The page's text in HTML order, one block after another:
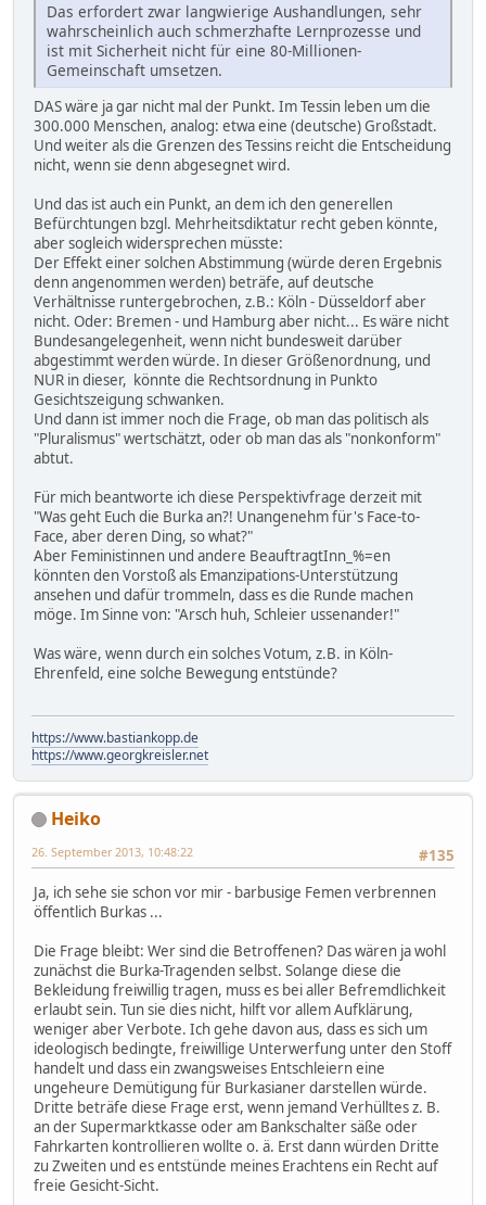
Das erfordert zwar langwierige Aushandlungen, sehr
wahrscheinlich auch schmerzhafte Lernprozesse und
ist mit Sicherheit nicht für eine 80-Millionen-
Gemeinschaft umsetzen.
DAS wäre ja gar nicht mal der Punkt. Im Tessin leben um die
300.000 Menschen, analog: etwa eine (deutsche) Großstadt.
Und weiter als die Grenzen des Tessins reicht die Entscheidung
nicht, wenn sie denn abgesegnet wird.
Und das ist auch ein Punkt, an dem ich den generellen
Befürchtungen bzgl. Mehrheitsdiktatur recht geben könnte,
aber sogleich widersprechen müsste:
Der Effekt einer solchen Abstimmung (würde deren Ergebnis
denn angenommen werden) beträfe, auf deutsche
Verhältnisse runtergebrochen, z.B.: Köln - Düsseldorf aber
nicht. Oder: Bremen - und Hamburg aber nicht... Es wäre nicht
Bundesangelegenheit, wenn nicht bundesweit darüber
abgestimmt werden würde. In dieser Größenordnung, und
NUR in dieser, könnte die Rechtsordnung in Punkto
Gesichtszeigung schwanken.
Und dann ist immer noch die Frage, ob man das politisch als
"Pluralismus" wertschätzt, oder ob man das als "nonkonform"
abtut.
Für mich beantworte ich diese Perspektivfrage derzeit mit
"Was geht Euch die Burka an?! Unangenehm für's Face-to-
Face, aber deren Ding, so what?"
Aber Feministinnen und andere BeauftragtInn_%=en
könnten den Vorstoß als Emanzipations-Unterstützung
ansehen und dafür trommeln, dass es die Runde machen
möge. Im Sinne von: "Arsch huh, Schleier ussenander!"
Was wäre, wenn durch ein solches Votum, z.B. in Köln-
Ehrenfeld, eine solche Bewegung entstünde?
https://www.bastiankopp.de
https://www.georgkreisler.net
Heiko
#135
26. September 2013, 10:48:22
Ja, ich sehe sie schon vor mir - barbusige Femen verbrennen
öffentlich Burkas ...
Die Frage bleibt: Wer sind die Betroffenen? Das wären ja wohl
zunächst die Burka-Tragenden selbst. Solange diese die
Bekleidung freiwillig tragen, muss es bei aller Befremdlichkeit
erlaubt sein. Tun sie dies nicht, hilft vor allem Aufklärung,
weniger aber Verbote. Ich gehe davon aus, dass es sich um
ideologisch bedingte, freiwillige Unterwerfung unter den Stoff
handelt und dass ein zwangsweises Entschleiern eine
ungeheure Demütigung für Burkasianer darstellen würde.
Dritte beträfe diese Frage erst, wenn jemand Verhülltes z. B.
an der Supermarktkasse oder am Bankschalter säße oder
Fahrkarten kontrollieren wollte o. ä. Erst dann würden Dritte
zu Zweiten und es entstünde meines Erachtens ein Recht auf
freie Gesicht-Sicht.